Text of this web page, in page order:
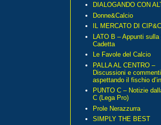
DIALOGANDO CON
Donne&Calcio
IL MERCATO DI
LATO B – Appunti sulla
Cadetta
Le Favole del Calcio
PALLA AL CENTRO –
Discussioni e commenti
aspettando il fischio
PUNTO C – Notizie
C (Lega Pro)
Prole Nerazzurra
SIMPLY THE BEST